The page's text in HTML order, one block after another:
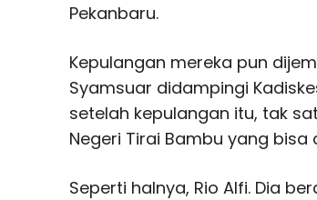
Pekanbaru.
Kepulangan mereka pun
Syamsuar didampingi
setelah kepulangan itu, tak
Negeri Tirai Bambu yang
Seperti halnya, Rio Alfi. Dia